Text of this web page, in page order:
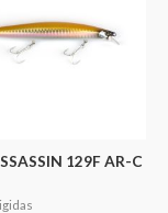
129F AR-C